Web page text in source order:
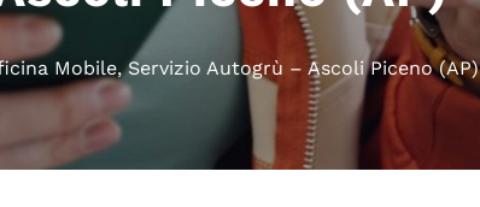
Mobile, Servizio Autogrù – Ascoli Piceno (AP)